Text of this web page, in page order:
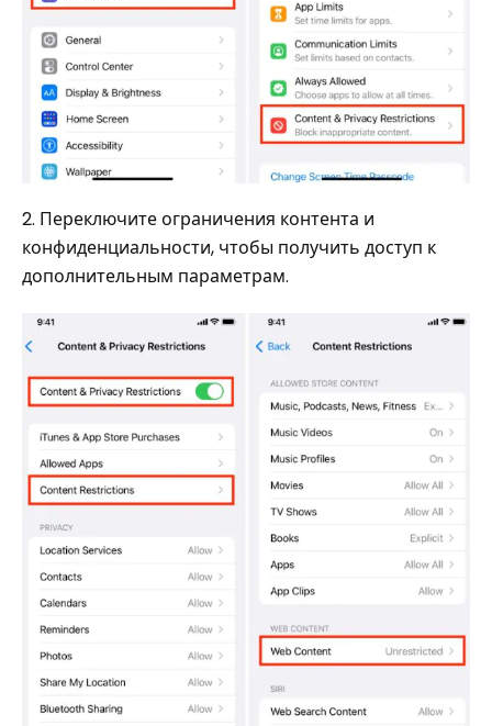
2. Переключите ограничения контента и
конфиденциальности, чтобы получить доступ к
дополнительным параметрам.